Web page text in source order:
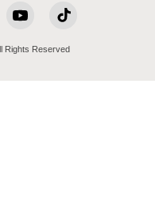
Rights Reserved